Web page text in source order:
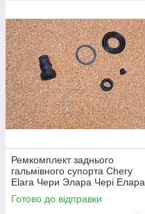
Ремкомплект заднього
гальмівного супорта Chery
Elara Чери Элара Чері Елара
Готово до відправки